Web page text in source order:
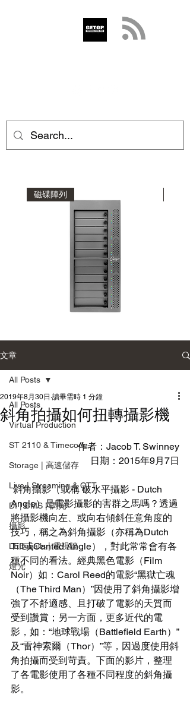
磁碟陣列
Carry
式
專
磁
碟
陣
列
Carry
專
列
文章
All Posts
Virtual Production
ST 2110 & Timecode
Storage | 高速儲存
Live | Streaming & OTT
DI | CMS | 調光
攝影
LED walls | 電視牆
燈光
All Posts
斜角拍攝如何扭轉攝影機
2019年8月30日 讀畢需時 1 分鐘
作者：Jacob T. Swinney
日期：2015年9月7日
斜角攝影（或稱 破水平攝影 - Dutch
Angle）是電影攝影的害群之馬嗎？透過
將攝影機向左、或向右傾斜任意角度的
技巧，稱之為斜角攝影（亦稱為Dutch
Tilt或Canted Angle），對此常常會有各
種不同的看法。經典黑色電影（Film
Noir）如：Carol Reed的電影“黑獄亡魂
（The Third Man）”因使用了斜角攝影增
強了不舒適感、且打破了電影的天質而
受到讚賞；另一方面，更多近代的電
影，如：“地球戰場（Battlefield Earth）”
及“雷神索爾（Thor）”等，因過度使用斜
角拍攝而受到苛責。下面的影片，整理
了各電影使用了各種不同程度的斜角攝
影。